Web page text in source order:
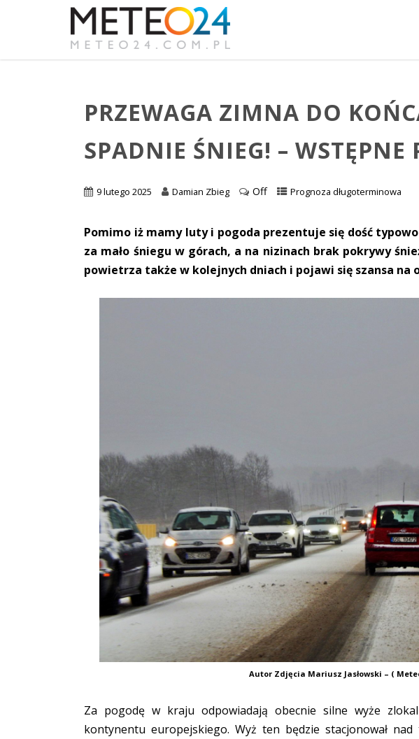
PRZEWAGA ZIMNA DO
SPADNIE ŚNIEG! – WSTĘPNE
9 lutego 2025 Damian Zbieg Off Prognoza długoterminowa
Pomimo iż mamy luty i pogoda prezentuje się dość
za mało śniegu w górach, a na nizinach brak pokrywy
powietrza także w kolejnych dniach i pojawi się szansa na
Autor Zdjęcia Mariusz Jasłowski – (
Za pogodę w kraju odpowiadają obecnie silne wyże
kontynentu europejskiego. Wyż ten będzie stacjonował